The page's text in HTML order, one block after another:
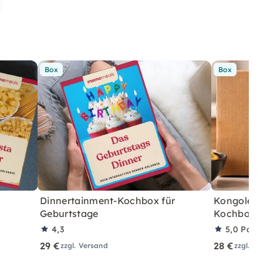
Box
Dinnertainment-Kochbox für
Geburtstage
4,3
29 €zzgl. Versand
Box
Kochbox für
5,0
28 €zzgl.